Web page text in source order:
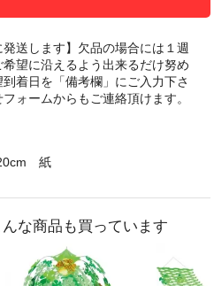
発送します】欠品の場合には１週
望に沿えるよう出来るだけ努め
着日を「備考欄」にご入力下さ
ォームからもご連絡頂けます。
紙
な商品も買っています